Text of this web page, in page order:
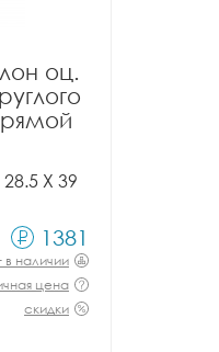
оц.
X 39
1381
в наличии
цена
скидки